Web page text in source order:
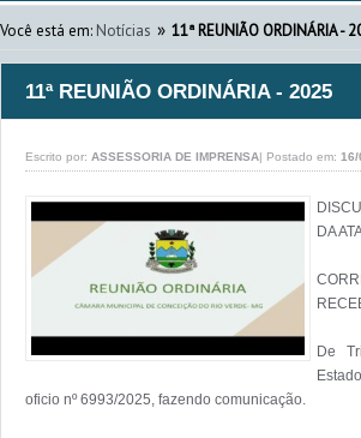
Você está em: Notícias » 11ª REUNIÃO ORDINÁRIA -
11ª REUNIÃO ORDINÁRIA - 2025
Escrito por: ASSESSORIA DE IMPRENSA| Postado em: 16/
DA
De
oficio nº 6993/2025, fazendo comunicação.